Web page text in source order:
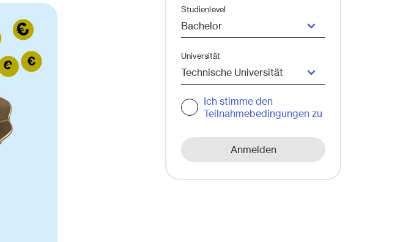
Studienlevel
Universität
Ich stimme den
Teilnahmebedingungen zu
Anmelden